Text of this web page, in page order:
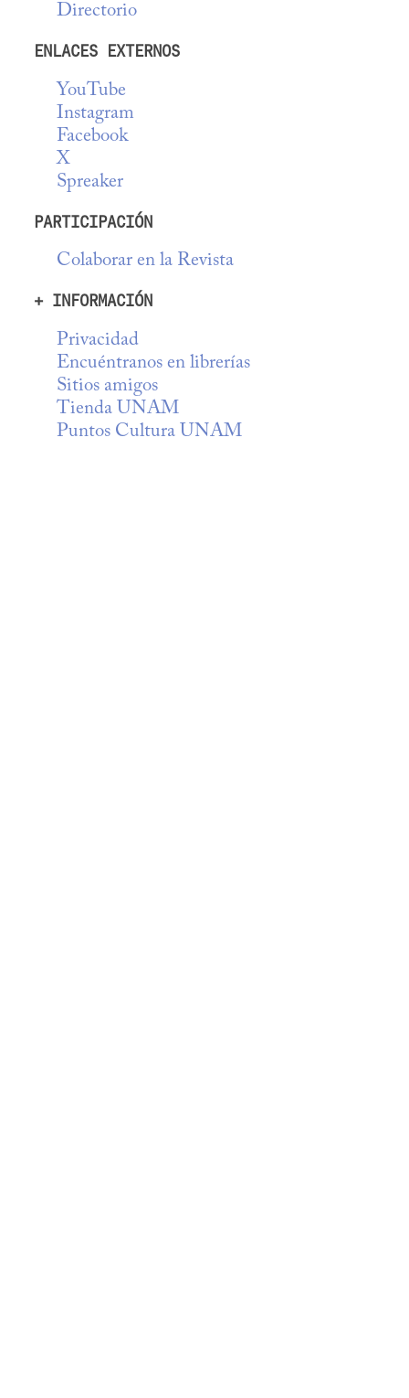
Directorio
ENLACES EXTERNOS
YouTube
Instagram
Facebook
X
Spreaker
PARTICIPACIÓN
Colaborar en la Revista
+ INFORMACIÓN
Privacidad
Encuéntranos en librerías
Sitios amigos
Tienda UNAM
Puntos Cultura UNAM